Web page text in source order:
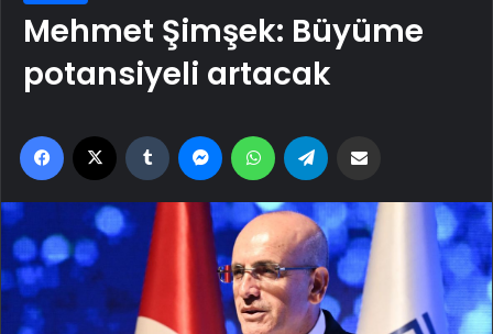
Mehmet Şimşek: Büyüme
potansiyeli artacak
Facebook Tumblr MessengerWhatsApp